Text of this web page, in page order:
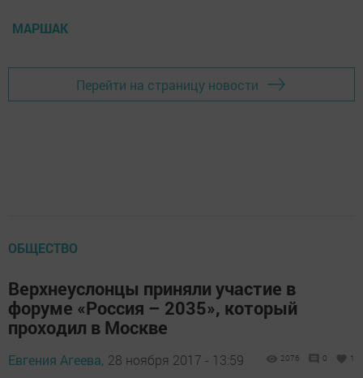
МАРШАК
Перейти на страницу новости
ОБЩЕСТВО
Верхнеуслонцы приняли участие в
форуме «Россия – 2035», который
проходил в Москве
Евгения Агеева, 28 ноября 2017 - 13:59 2076 0 1